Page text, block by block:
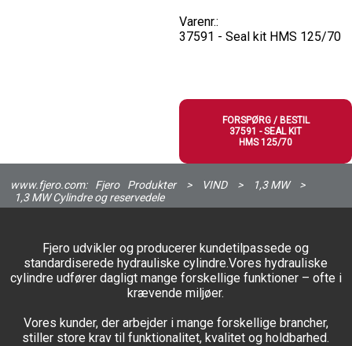
Varenr.:
37591 - Seal kit HMS 125/70
FORSPØRG / BESTIL
37591 - SEAL KIT
HMS 125/70
www.fjero.com: Fjero Produkter > VIND > 1,3 MW
>
1,3 MW Cylindre og reservedele
Fjero udvikler og producerer kundetilpassede og
standardiserede hydrauliske cylindre.Vores hydrauliske
cylindre udfører dagligt mange forskellige funktioner – ofte i
krævende miljøer.
Vores kunder, der arbejder i mange forskellige brancher,
stiller store krav til funktionalitet, kvalitet og holdbarhed.